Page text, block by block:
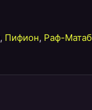
, Пифион, Раф-Матаб